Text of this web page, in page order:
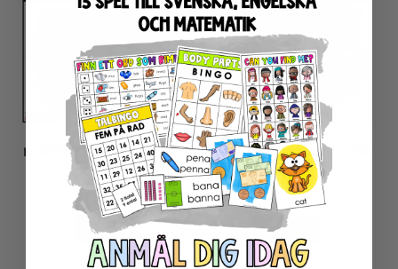
LÄSFÖRSTÅELSE FAKTATEXTER
– DJUR I HAVET
75SEK
LÄS MER
LÄSFÖRSTÅELSE FAKTATEXTER
– RELIGIONER
75SEK
LÄS MER